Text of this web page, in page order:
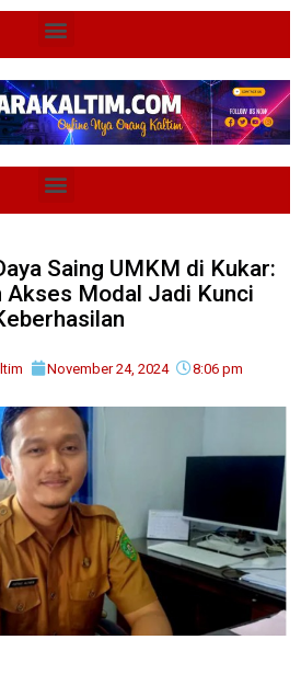
Saing UMKM di Kukar:
Akses Modal Jadi Kunci
November 24, 2024 8:06 pm